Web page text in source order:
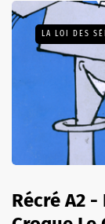
LA LOI DES
Récré A2